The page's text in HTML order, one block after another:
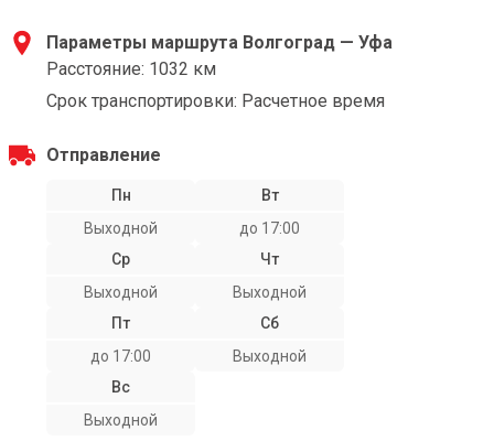
Параметры маршрута Волгоград — Уфа
Расстояние: 1032 км
Срок транспортировки: Расчетное время
Отправление
Пн
Выходной
Вт
до 17:00
Ср
Выходной
Чт
Выходной
Пт
до 17:00
Сб
Выходной
Вс
Выходной